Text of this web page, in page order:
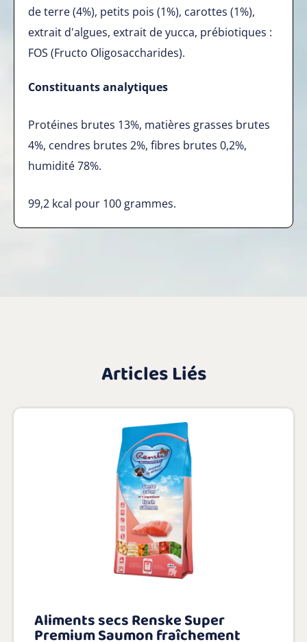
de terre (4%), petits pois (1%), carottes (1%),
extrait d'algues, extrait de yucca, prébiotiques :
FOS (Fructo Oligosaccharides).
Constituants analytiques
Protéines brutes 13%, matières grasses brutes
4%, cendres brutes 2%, fibres brutes 0,2%,
humidité 78%.
99,2 kcal pour 100 grammes.
Articles Liés
Aliments secs Renske Super
Premium Saumon fraîchement